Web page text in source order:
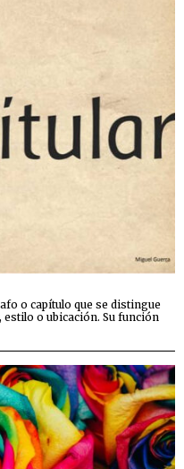
o capítulo que se distingue
o ubicación. Su función